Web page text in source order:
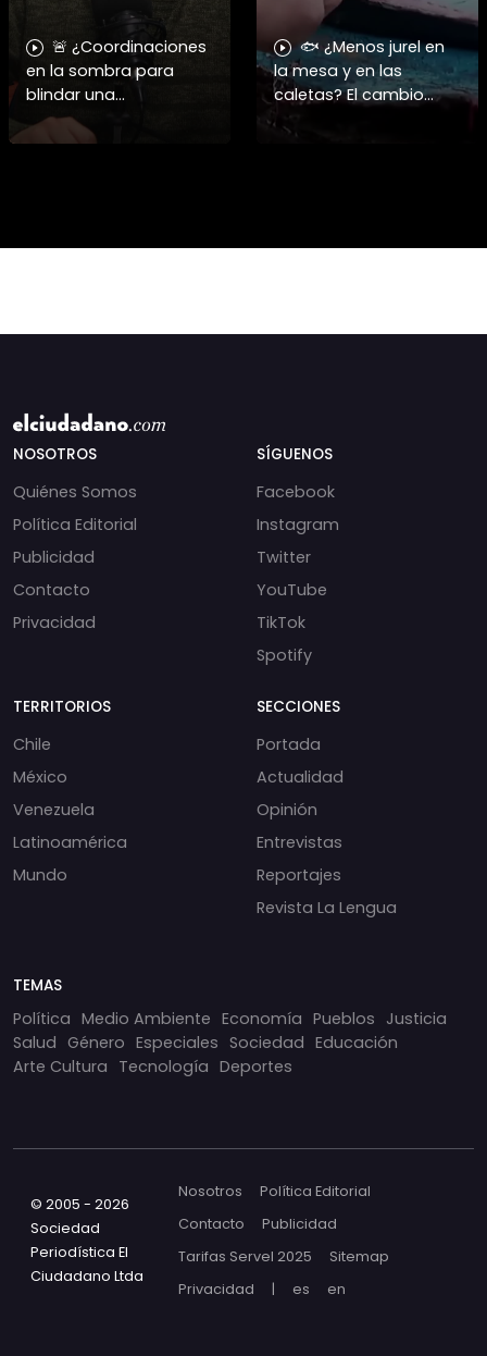
🚨 ¿Coordinaciones
en la sombra para
blindar una
candidatura
presidencial? Nuevos
🐟 ¿Menos jurel en
la mesa y en las
caletas? El cambio
climático y El Niño
alteran las aguas
NOSOTROS
Quiénes Somos
Política Editorial
Publicidad
Contacto
Privacidad
SÍGUENOS
Facebook
Instagram
Twitter
YouTube
TikTok
Spotify
TERRITORIOS
Chile
México
Venezuela
Latinoamérica
Mundo
SECCIONES
Portada
Actualidad
Opinión
Entrevistas
Reportajes
Revista La Lengua
TEMAS
Política Medio Ambiente Economía Pueblos Justicia
Salud Género Especiales Sociedad Educación
Arte Cultura Tecnología Deportes
© 2005 - 2026
Sociedad
Periodística El
Ciudadano Ltda
Nosotros
Política Editorial
Contacto
Publicidad
Tarifas Servel 2025
Sitemap
Privacidad
| es en